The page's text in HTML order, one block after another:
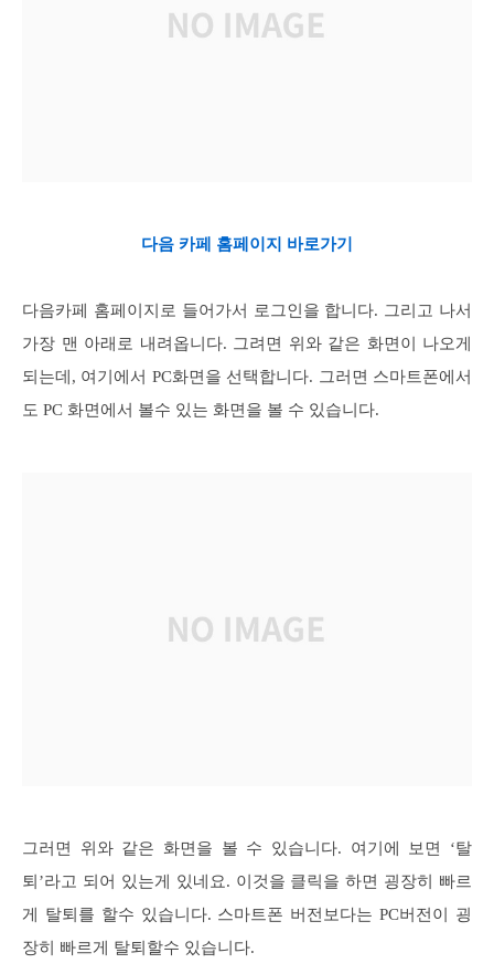
다음 카페 홈페이지 바로가기
다음카페 홈페이지로 들어가서 로그인을 합니다. 그리고 나서
가장 맨 아래로 내려옵니다. 그려면 위와 같은 화면이 나오게
되는데, 여기에서 PC화면을 선택합니다. 그러면 스마트폰에서
도 PC 화면에서 볼수 있는 화면을 볼 수 있습니다.
그러면 위와 같은 화면을 볼 수 있습니다. 여기에 보면 ‘탈
퇴’라고 되어 있는게 있네요. 이것을 클릭을 하면 굉장히 빠르
게 탈퇴를 할수 있습니다. 스마트폰 버전보다는 PC버전이 굉
장히 빠르게 탈퇴할수 있습니다.